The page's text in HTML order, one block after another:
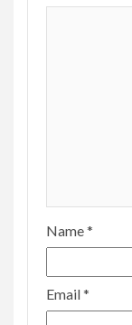
Name*
Email*